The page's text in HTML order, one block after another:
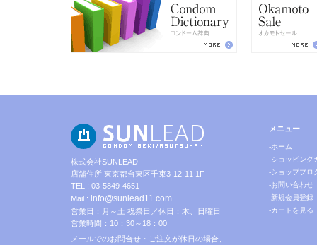
株式会社SUNLEAD
店舗住所 東京都台東区千束3-12-11 1F
TEL : 03-5849-4651
Mail : info@sunlead11.com
営業日：月～土 祝祭日／休日：木、日曜日
営業時間：10：30～18：00
メールでのお問合せ・ご注文が休日の場合、
メニュー
-ホーム
-ショッピング
-ショップブロ
-お問い合わせ
-新規会員登録
-カートを見る